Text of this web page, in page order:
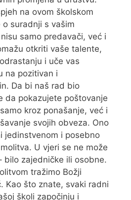
na ovom školskom
suradnji s vašim
samo predavači, već i
otkriti vaše talente,
i uče vas
na pozitivan i
Da bi naš rad bio
da pokazujete poštovanje
kroz ponašanje, već i
svojih obveza. Ono
jedinstvenom i posebno
U vjeri se ne može
bilo zajedničke ili osobne.
tražimo Božji
Kao što znate, svaki radni
školi započinju i